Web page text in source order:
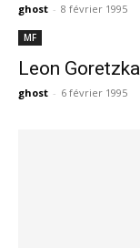
ghost - 8 février 1995
MF
Leon Goretzka
ghost - 6 février 1995